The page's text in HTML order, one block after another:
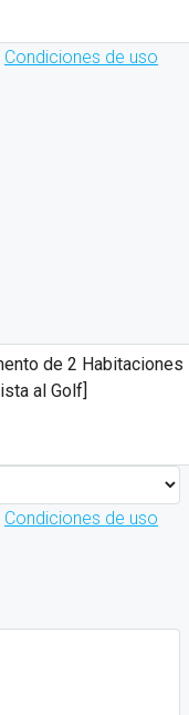
Condiciones de uso
Condiciones de uso